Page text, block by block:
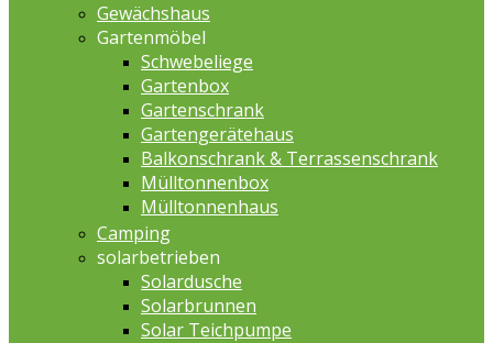
Gewächshaus
Gartenmöbel
Schwebeliege
Gartenbox
Gartenschrank
Gartengerätehaus
Balkonschrank & Terrassenschrank
Mülltonnenbox
Mülltonnenhaus
Camping
solarbetrieben
Solardusche
Solarbrunnen
Solar Teichpumpe